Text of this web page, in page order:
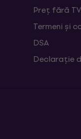
Preț fără
Termeni și
DSA
Declarație